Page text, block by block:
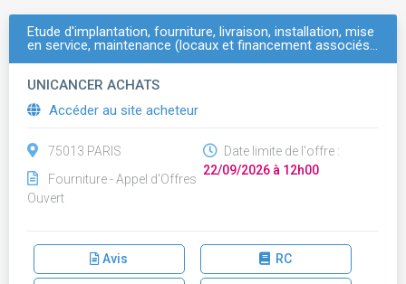
Etude d'implantation, fourniture, livraison, installation, mise
en service, maintenance (locaux et financement associés…
UNICANCER ACHATS
Accéder au site acheteur
75013 PARIS
Fourniture - Appel d'Offres
Ouvert
Date limite de l'offre :
22/09/2026 à 12h00
Avis RC